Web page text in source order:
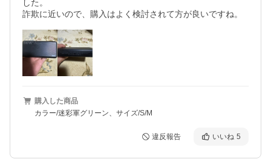
した。
購入した商品
カラー/迷彩軍グリーン、サイズ/S/M
違反報告 いいね 5